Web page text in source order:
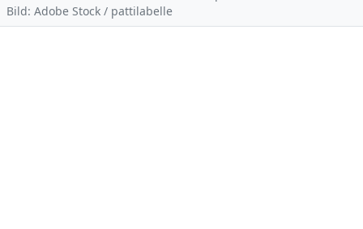
Bild: Adobe Stock / pattilabelle